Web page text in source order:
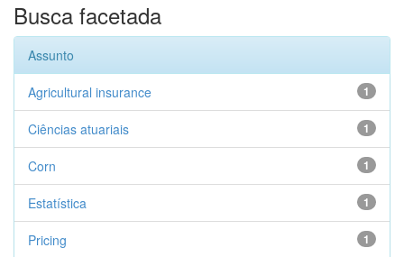
Busca facetada
Assunto
1
Agricultural insurance
1
Ciências atuariais
1
Corn
1
Estatística
1
Pricing